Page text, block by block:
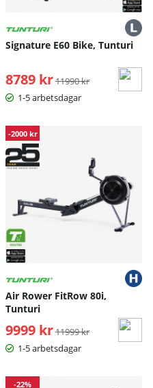
utav 5 stjärnor
Signature E60 Bike, Tunturi
8789 kr Ordinarie pris:
11990 kr
1-5 arbetsdagar
-2000 kr
Air Rower FitRow 80i,
Tunturi
9999 kr Ordinarie pris:
11999 kr
1-5 arbetsdagar
-22%